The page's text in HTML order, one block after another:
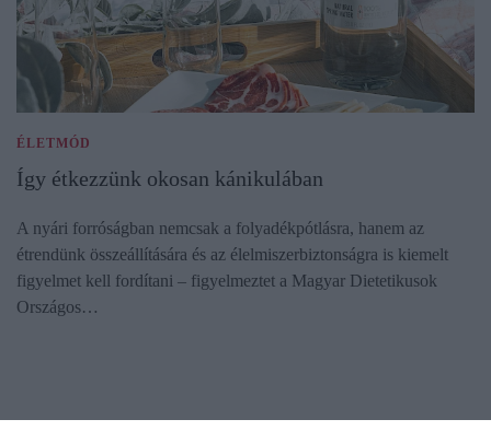
ÉLETMÓD
Így étkezzünk okosan kánikulában
A nyári forróságban nemcsak a folyadékpótlásra, hanem az
étrendünk összeállítására és az élelmiszerbiztonságra is kiemelt
figyelmet kell fordítani – figyelmeztet a Magyar Dietetikusok
Országos…